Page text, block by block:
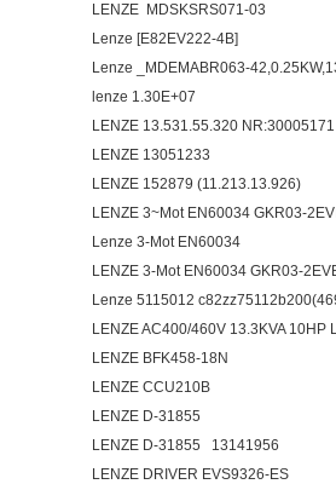
LENZE MDSKSRS071-03
Lenze [E82EV222-4B]
Lenze _MDEMABR063-
lenze 1.30E+07
LENZE 13.531.55.320
LENZE 13051233
LENZE 152879 (11.213.13.926)
LENZE 3~Mot EN60034 GKR03-
Lenze 3-Mot EN60034
LENZE 3-Mot EN60034 GKR03-
Lenze 5115012
LENZE AC400/460V 13.3KVA
LENZE BFK458-18N
LENZE CCU210B
LENZE D-31855
LENZE D-31855 13141956
LENZE DRIVER EVS9326-ES